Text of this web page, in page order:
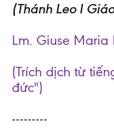
(Thánh Leo I
Lm. Giuse Maria
(Trích dịch từ
đức")
---------